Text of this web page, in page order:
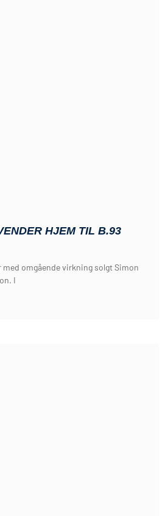
HJEM TIL B.93
med omgående virkning solgt Simon
I